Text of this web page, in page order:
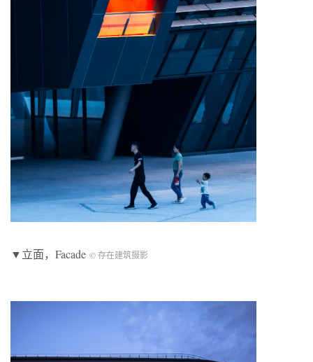
▼立面，Facade © 存在建筑摄影